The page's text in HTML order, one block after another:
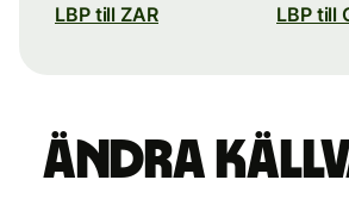
LBP till ZAR LBP till
Ändra